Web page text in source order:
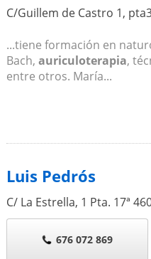
C/Guillem de Castro 1,
...tiene formación en
Bach, auriculoterapia,
entre otros. María...
Luis Pedrós
C/ La Estrella, 1 Pta. 17ª
676 072 869